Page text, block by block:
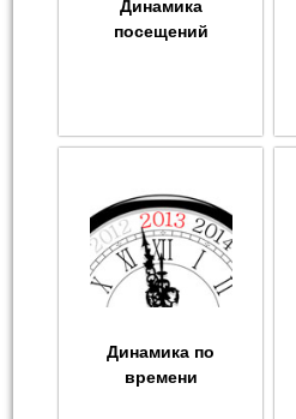
Динамика
посещений
Динамика по
времени